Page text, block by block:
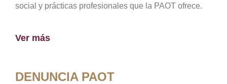
social y prácticas profesionales que la PAOT ofrece.
Ver más
DENUNCIA PAOT